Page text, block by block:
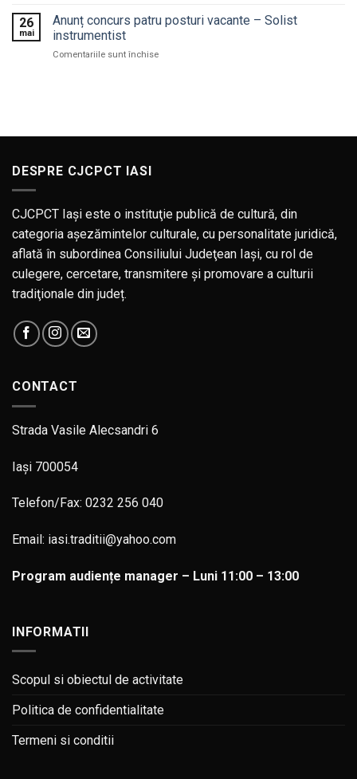
instrumentiști
Selecție
dosare
concurs
26
mai
Anunț concurs patru posturi vacante – Solist
instrumentist
Comentariile sunt închisepentru
–
DESPRE CJCPCT IASI
CJCPCT Iaşi este o instituţie publică de cultură, din
categoria aşezămintelor culturale, cu personalitate juridică,
aflată în subordinea Consiliului Judeţean Iaşi, cu rol de
culegere, cercetare, transmitere şi promovare a culturii
tradiţionale din județ.
CONTACT
Strada Vasile Alecsandri 6
Iași 700054
Telefon/Fax: 0232 256 040
Email: iasi.traditii@yahoo.com
Program audiențe manager – Luni 11:00 – 13:00
INFORMATII
Scopul si obiectul de activitate
Politica de confidentialitate
Termeni si conditii